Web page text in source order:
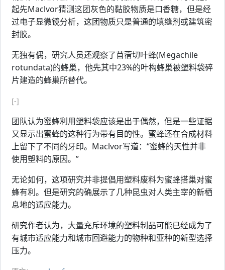
起先Maclvor猜测这团灰色的黏胶物质是口香糖，但是经
过电子显微镜分析，这团物质只是普通的填缝剂或建筑密
封胶。
无独有偶，研究人员还观察了苜蓿切叶蜂(Megachile
rotundata)的蜂巢，他先其中23%的叶构蜂巢被塑料袋碎
片建造的蜂巢所替代。
[-]
团队认为蜜蜂利用塑料袋应该是出于偶然，但是一些证据
又显示出蜜蜂的这种行为带有目的性。蜜蜂还在合成材料
上留下了不同的牙印。Maclvor写道：“蜜蜂的天性并非
使用塑料的原因。”
无论如何，这项研究并非提倡用塑料废料为蜜蜂搭巢对蜜
蜂有利。但是研究的确展示了几种昆虫对人类主宰的新栖
息地的适应能力。
研究作者认为，大量充斥环境的塑料制品可能已经成为了
有城市适应能力和城市回避能力的物种和亚种的新型选择
压力。